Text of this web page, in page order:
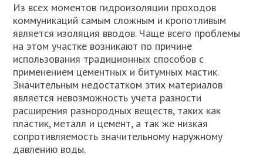
Из всех моментов гидроизоляции проходов
коммуникаций самым сложным и кропотливым
является изоляция вводов. Чаще всего проблемы
на этом участке возникают по причине
использования традиционных способов с
применением цементных и битумных мастик.
Значительным недостатком этих материалов
является невозможность учета разности
расширения разнородных веществ, таких как
пластик, металл и цемент, а так же низкая
сопротивляемость значительному наружному
давлению воды.